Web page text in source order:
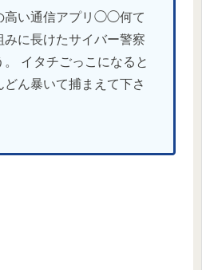
高い通信アプリ◯◯何て
みに長けたサイバー警察
。 イタチごっこになると
どん暴いて捕まえて下さ